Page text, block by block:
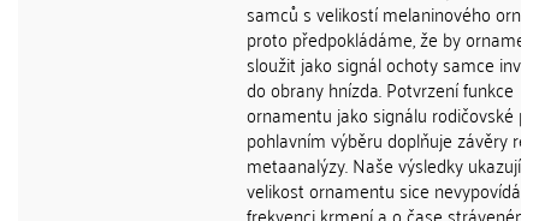
samců s velikostí melaninového
proto předpokládáme, že by
sloužit jako signál ochoty samce
do obrany hnízda. Potvrzení funkce
ornamentu jako signálu rodičovské
pohlavním výběru doplňuje závěry
metaanalýzy. Naše výsledky ukazují,
velikost ornamentu sice nevypovídá o